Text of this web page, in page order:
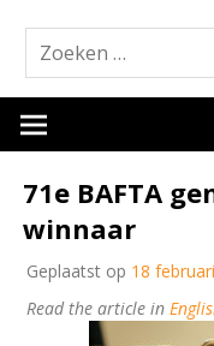
71e BAFTA
winnaar
Geplaatst op 18
Read the article in